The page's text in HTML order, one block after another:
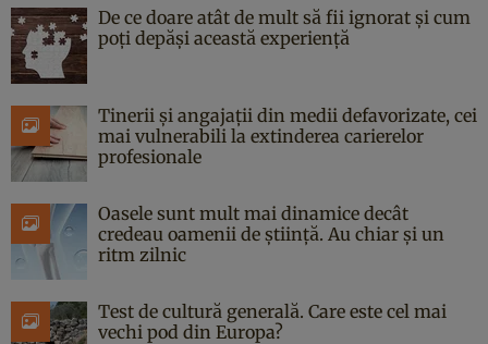
De ce doare atât de mult să fii ignorat și cum
poți depăși această experiență
Tinerii și angajații din medii defavorizate, cei
mai vulnerabili la extinderea carierelor
profesionale
Oasele sunt mult mai dinamice decât
credeau oamenii de știință. Au chiar și un
ritm zilnic
Test de cultură generală. Care este cel mai
vechi pod din Europa?